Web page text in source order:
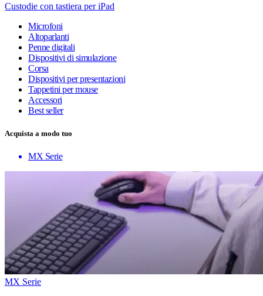
Custodie con tastiera per iPad
Microfoni
Altoparlanti
Penne digitali
Dispositivi di simulazione
Corsa
Dispositivi per presentazioni
Tappetini per mouse
Accessori
Best seller
Acquista a modo tuo
MX Serie
MX Serie